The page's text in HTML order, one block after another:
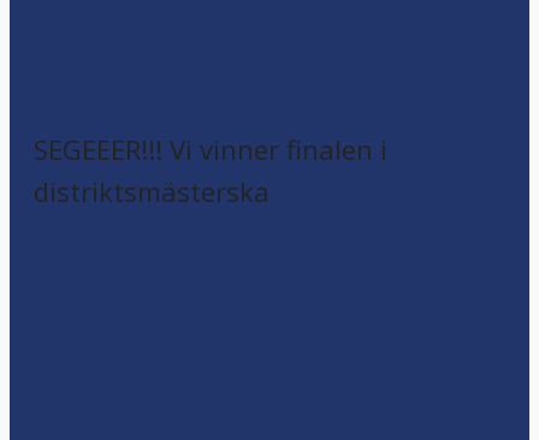
SEGEEER!!! Vi vinner finalen i
distriktsmästerska